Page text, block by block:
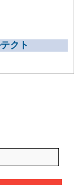
クト